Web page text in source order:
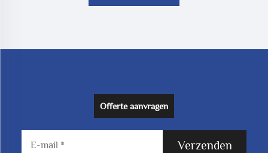
Offerte aanvragen
Verzenden